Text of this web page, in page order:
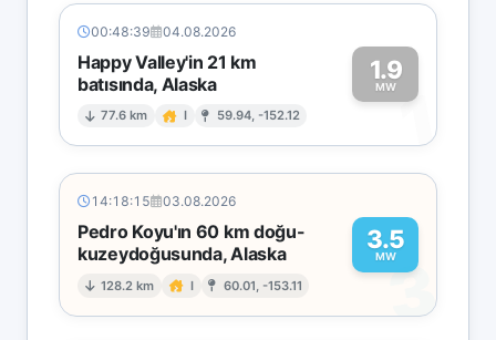
00:48:39 04.08.2026
Happy Valley'in 21 km
batısında, Alaska
77.6 km I 59.94, -152.12
1.9
MW1
14:18:15 03.08.2026
Pedro Koyu'ın 60 km doğu-
kuzeydoğusunda, Alaska
128.2 km I 60.01, -153.11
3.5
MW
3